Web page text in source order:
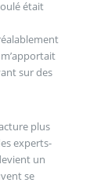
était
sur des
plus
experts-
un
se